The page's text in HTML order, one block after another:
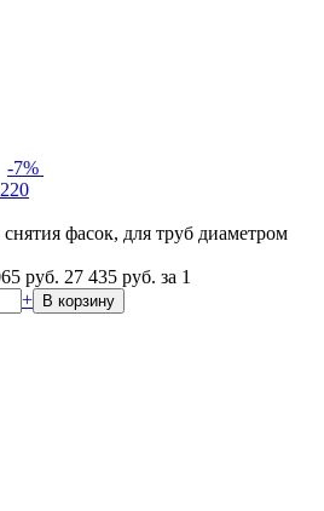
-7%
фасок, для труб диаметром
руб. 27 435 руб. за 1
+ В корзину